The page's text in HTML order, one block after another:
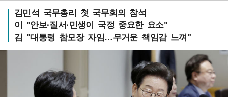
김민석 국무총리 첫 국무회의 참석
이 "안보·질서·민생이 국정 중요한 요소"
김 "대통령 참모장 자임…무거운 책임감 느껴"